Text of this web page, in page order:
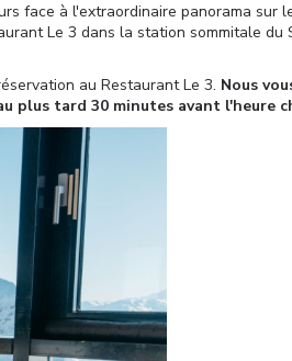
face à l'extraordinaire panorama sur
Le 3 dans la station sommitale du
au Restaurant Le 3. Nous
plus tard 30 minutes avant l'heure